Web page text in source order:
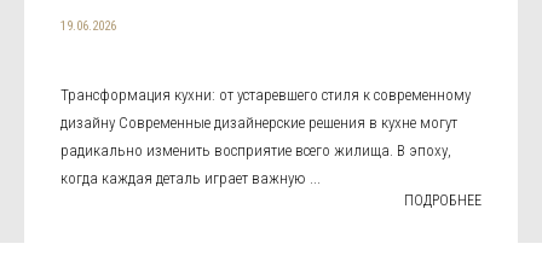
19.06.2026
Трансформация кухни: от устаревшего стиля к современному
дизайну Современные дизайнерские решения в кухне могут
радикально изменить восприятие всего жилища. В эпоху,
когда каждая деталь играет важную ...
ПОДРОБНЕЕ